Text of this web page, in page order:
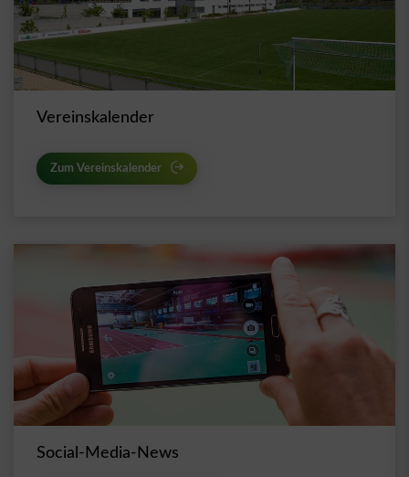
Vereinskalender
Zum Vereinskalender
Social-Media-News